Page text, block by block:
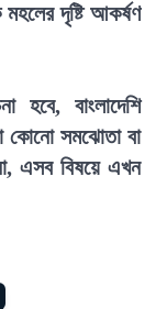
দৃষ্টি আকর্ষণ
বাংলাদেশি
কোনো সমঝোতা বা
এসব বিষয়ে এখন